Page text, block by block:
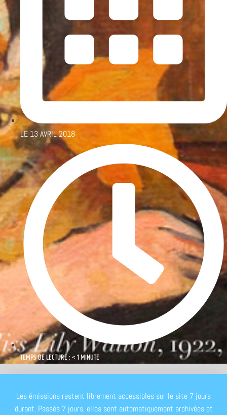
LE 13 AVRIL 2018
TEMPS DE LECTURE : < 1 MINUTE
Les émissions restent librement accessibles sur le site 7 jours
durant. Passés 7 jours, elles sont automatiquement archivées et